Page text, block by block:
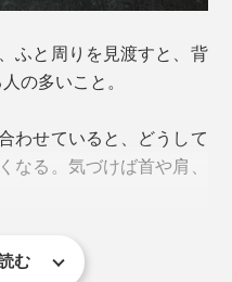
ふと周りを見渡すと、背
の多いこと。
わせていると、どうして
なる。気づけば首や肩、
む